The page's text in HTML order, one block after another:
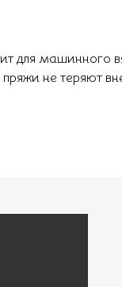
для машинного
не теряют